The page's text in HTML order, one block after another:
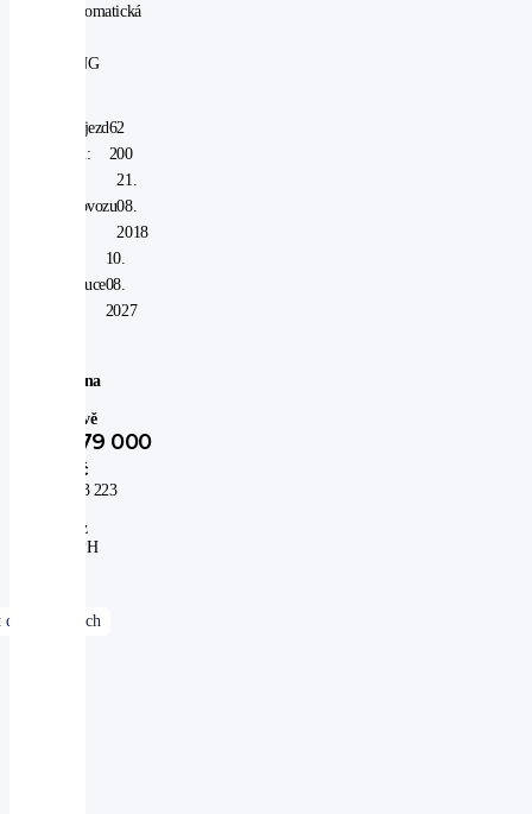
automatická
CNG
Nájezd
km:
62
200
provozu
21.
08.
2018
záruce
10.
08.
2027
Cena
slevě
379 000
Kč
313 223
bez
DPH